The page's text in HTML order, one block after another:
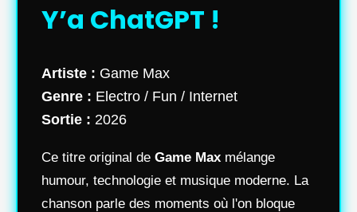
Y’a ChatGPT !
Artiste : Game Max
Genre : Electro / Fun / Internet
Sortie : 2026
Ce titre original de Game Max mélange
humour, technologie et musique moderne. La
chanson parle des moments où l'on bloque